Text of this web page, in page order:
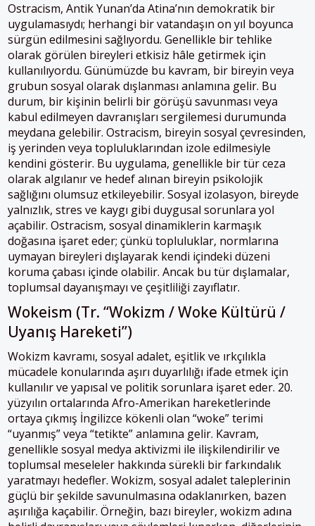
Ostracism, Antik Yunan’da Atina’nın demokratik bir
uygulamasıydı; herhangi bir vatandaşın on yıl boyunca
sürgün edilmesini sağlıyordu. Genellikle bir tehlike
olarak görülen bireyleri etkisiz hâle getirmek için
kullanılıyordu. Günümüzde bu kavram, bir bireyin veya
grubun sosyal olarak dışlanması anlamına gelir. Bu
durum, bir kişinin belirli bir görüşü savunması veya
kabul edilmeyen davranışları sergilemesi durumunda
meydana gelebilir. Ostracism, bireyin sosyal çevresinden,
iş yerinden veya topluluklarından izole edilmesiyle
kendini gösterir. Bu uygulama, genellikle bir tür ceza
olarak algılanır ve hedef alınan bireyin psikolojik
sağlığını olumsuz etkileyebilir. Sosyal izolasyon, bireyde
yalnızlık, stres ve kaygı gibi duygusal sorunlara yol
açabilir. Ostracism, sosyal dinamiklerin karmaşık
doğasına işaret eder; çünkü topluluklar, normlarına
uymayan bireyleri dışlayarak kendi içindeki düzeni
koruma çabası içinde olabilir. Ancak bu tür dışlamalar,
toplumsal dayanışmayı ve çeşitliliği zayıflatır.
Wokeism (Tr. “Wokizm / Woke Kültürü /
Uyanış Hareketi”)
Wokizm kavramı, sosyal adalet, eşitlik ve ırkçılıkla
mücadele konularında aşırı duyarlılığı ifade etmek için
kullanılır ve yapısal ve politik sorunlara işaret eder. 20.
yüzyılın ortalarında Afro-Amerikan hareketlerinde
ortaya çıkmış İngilizce kökenli olan “woke” terimi
“uyanmış” veya “tetikte” anlamına gelir. Kavram,
genellikle sosyal medya aktivizmi ile ilişkilendirilir ve
toplumsal meseleler hakkında sürekli bir farkındalık
yaratmayı hedefler. Wokizm, sosyal adalet taleplerinin
güçlü bir şekilde savunulmasına odaklanırken, bazen
aşırılığa kaçabilir. Örneğin, bazı bireyler, wokizm adına